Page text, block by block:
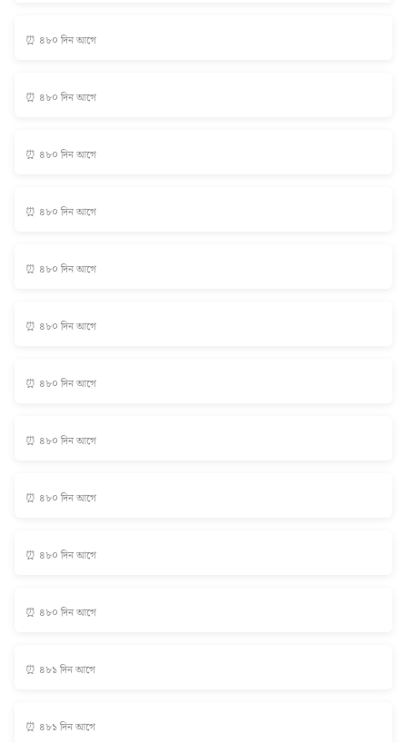
⏰ ৪৮০ দিন আগে
⏰ ৪৮০ দিন আগে
⏰ ৪৮০ দিন আগে
⏰ ৪৮০ দিন আগে
⏰ ৪৮০ দিন আগে
⏰ ৪৮০ দিন আগে
⏰ ৪৮০ দিন আগে
⏰ ৪৮০ দিন আগে
⏰ ৪৮০ দিন আগে
⏰ ৪৮০ দিন আগে
⏰ ৪৮০ দিন আগে
⏰ ৪৮১ দিন আগে
⏰ ৪৮১ দিন আগে